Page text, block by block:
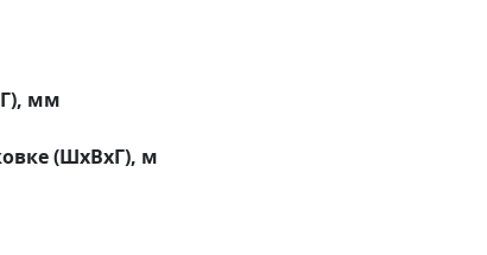
мм
(ШхВхГ), м